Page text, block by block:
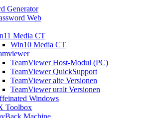
Generator
Web
Media CT
Win10 Media CT
TeamViewer Host-Modul (PC)
TeamViewer QuickSupport
TeamViewer alte Versionen
TeamViewer uralt Versionen
Windows
Toolbox
Machine